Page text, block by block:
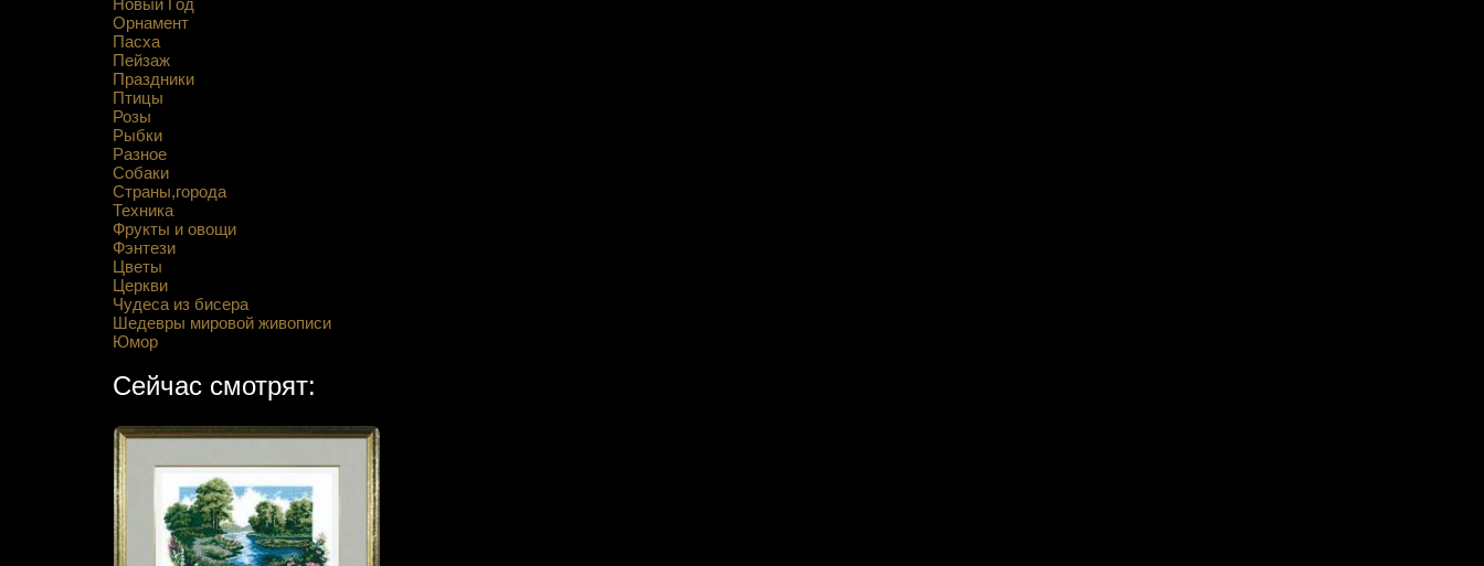
Новый Год
Орнамент
Пасха
Пейзаж
Праздники
Птицы
Розы
Рыбки
Разное
Собаки
Страны,города
Техника
Фрукты и овощи
Фэнтези
Цветы
Церкви
Чудеса из бисера
Шедевры мировой живописи
Юмор
Сейчас смотрят: